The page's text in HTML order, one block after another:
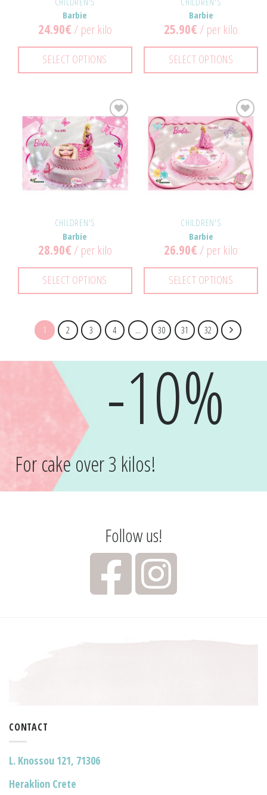
Barbie
24.90€ / per kilo
SELECT OPTIONS
Barbie
25.90€ / per kilo
SELECT OPTIONS
Προσθήκη
στα
Αγαπημένα!
CHILDREN'S
Barbie
28.90€/ per kilo
SELECT OPTIONS
Προσθήκη
στα
Αγαπημένα!
CHILDREN'S
Barbie
26.90€/ per kilo
SELECT OPTIONS
1 2 3 4 … 30 31 32
-10%
For cake over 3 kilos!
Follow us!
CONTACT
L. Knossou 121, 71306
Heraklion Crete